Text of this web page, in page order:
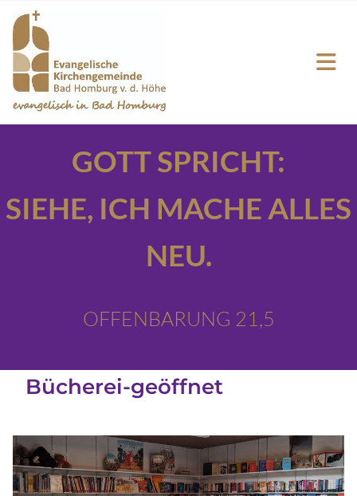
GOTT SPRICHT:
SIEHE, ICH MACHE ALLES
NEU.
OFFENBARUNG 21,5
Bücherei-geöffnet